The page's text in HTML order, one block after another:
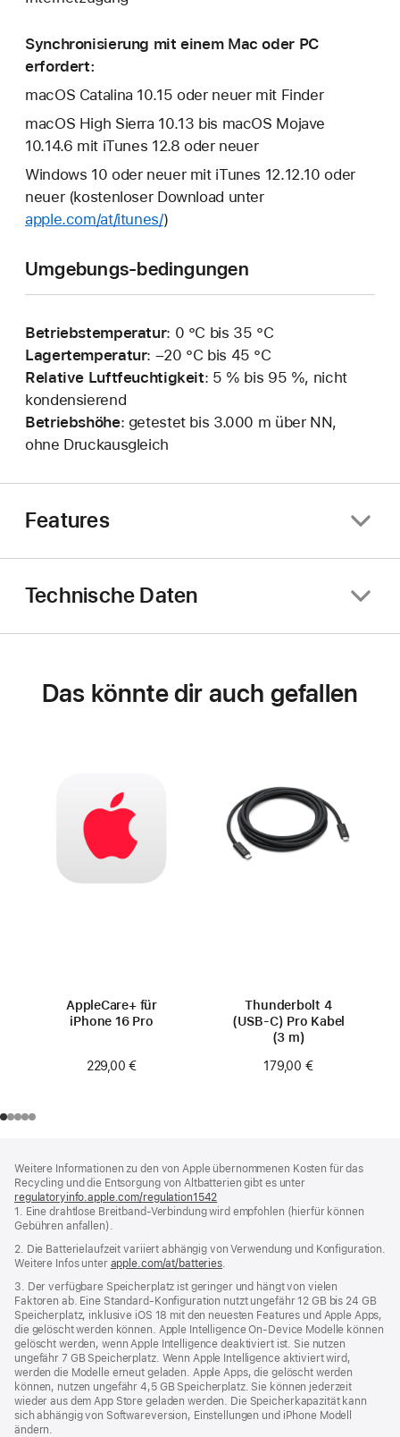
Synchronisierung mit einem Mac oder PC
erfordert:
macOS Catalina 10.15 oder neuer mit Finder
macOS High Sierra 10.13 bis macOS Mojave
10.14.6 mit iTunes 12.8 oder neuer
Windows 10 oder neuer mit iTunes 12.12.10 oder
neuer (kostenloser Download unter
apple.com/at/itunes/)
Umgebungs-bedingungen
Betriebstemperatur: 0 °C bis 35 °C
Lagertemperatur: –20 °C bis 45 °C
Relative Luftfeuchtigkeit: 5 % bis 95 %, nicht
kondensierend
Betriebshöhe: getestet bis 3.000 m über NN,
ohne Druckausgleich
Features
Technische Daten
Das könnte dir auch gefallen
AppleCare+ für
iPhone 16 Pro
229,00 €
Thunderbolt 4
(USB‑C) Pro Kabel
(3 m)
179,00 €
Weitere Informationen zu den von Apple übernommenen Kosten für das
Recycling und die Entsorgung von Altbatterien gibt es unter
regulatoryinfo.apple.com/regulation1542
ein
1. Eine drahtlose Breitband-Verbindung wird empfohlen (hierfür können
Gebühren anfallen).
2. Die Batterielaufzeit variiert abhängig von Verwendung und Konfiguration.
Weitere Infos unter apple.com/at/batteries.
3. Der verfügbare Speicherplatz ist geringer und hängt von vielen
Faktoren ab. Eine Standard-Konfiguration nutzt ungefähr 12 GB bis 24 GB
Speicherplatz, inklusive iOS 18 mit den neuesten Features und Apple Apps,
die gelöscht werden können. Apple Intelligence On‑Device Modelle können
gelöscht werden, wenn Apple Intelligence deaktiviert ist. Sie nutzen
ungefähr 7 GB Speicherplatz. Wenn Apple Intelligence aktiviert wird,
werden die Modelle erneut geladen. Apple Apps, die gelöscht werden
können, nutzen ungefähr 4,5 GB Speicherplatz. Sie können jederzeit
wieder aus dem App Store geladen werden. Die Speicherkapazität kann
sich abhängig von Softwareversion, Einstellungen und iPhone Modell
ändern.